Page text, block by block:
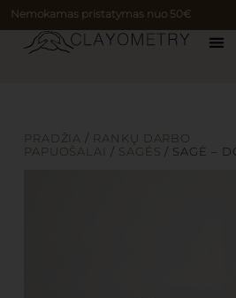
Nemokamas pristatymas nuo 50€
PRADŽIA / RANKŲ DARBO
PAPUOŠALAI
/ SAGĖS / SAGĖ –